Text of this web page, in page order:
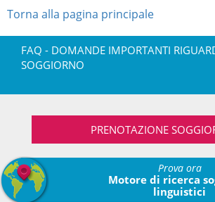
Torna alla pagina principale
FAQ - DOMANDE IMPORTANTI
SOGGIORNO
PRENOTAZIONE
Prova ora
Motore di ricerca
linguistici